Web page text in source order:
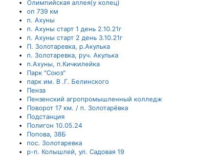
Олимпийская аллея(у колец)
оп 739 км
п. Ахуны
п. Ахуны старт 1 день 2.10.21г
п. Ахуны старт 2 день 3.10.21г
П. Золотаревка, р.Акулька
п. Золотаревка, руч. Акулька
п.Ахуны, п.Кичкилейка
Парк "Союз"
парк им. В .Г. Белинского
Пенза
Пензенский агропромышленный колледж
Поворот 17 км. / п. Золотарёвка
Подстанция
Полигон 10.05.24
Попова, 38Б
пос. Золотаревка
р-п. Колышлей, ул. Садовая 19